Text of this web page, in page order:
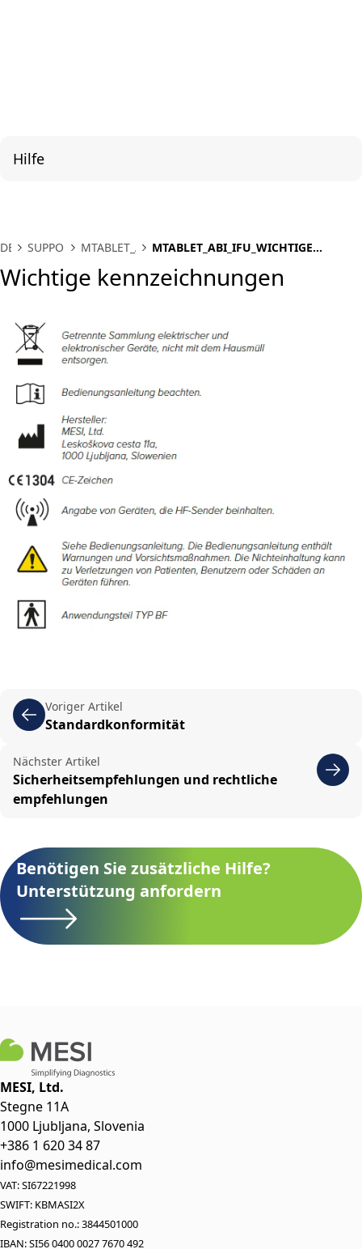
Hilfe
DE SUPPORT MTABLET_ABIMTABLET_ABI_IFU_WICHTIGE
Wichtige kennzeichnungen
Voriger Artikel
Standardkonformität
Nächster Artikel
Sicherheitsempfehlungen und rechtliche
empfehlungen
Benötigen Sie zusätzliche Hilfe?
Unterstützung anfordern
MESI, Ltd.
Stegne 11A
1000 Ljubljana, Slovenia
+386 1 620 34 87
info@mesimedical.com
VAT: SI67221998
SWIFT: KBMASI2X
Registration no.: 3844501000
IBAN: SI56 0400 0027 7670 492